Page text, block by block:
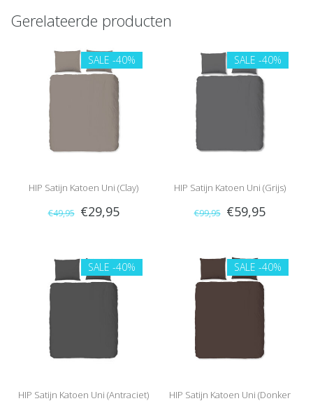
Gerelateerde producten
SALE -40%
HIP Satijn Katoen Uni (Clay)
€49,95 €29,95
SALE -40%
HIP Satijn Katoen Uni (Grijs)
€99,95 €59,95
SALE -40%
HIP Satijn Katoen Uni (Antraciet)
SALE -40%
HIP Satijn Katoen Uni (Donker